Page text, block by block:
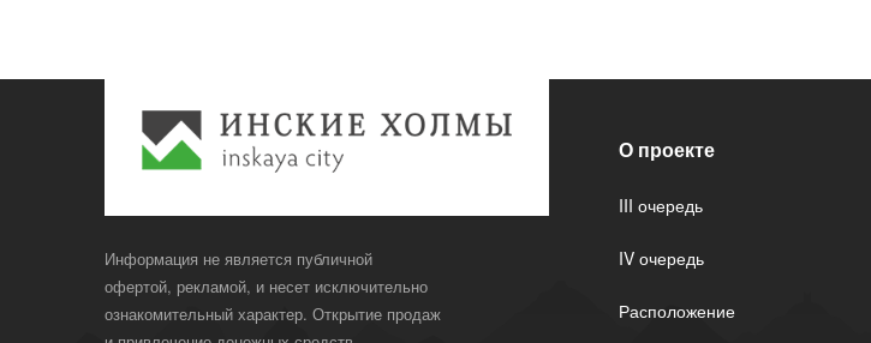
Информация не является публичной
офертой, рекламой, и несет исключительно
ознакомительный характер. Открытие продаж
О проекте
III очередь
IV очередь
Расположение